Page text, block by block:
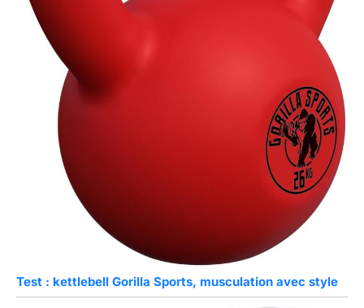
Test : kettlebell Gorilla Sports, musculation avec style